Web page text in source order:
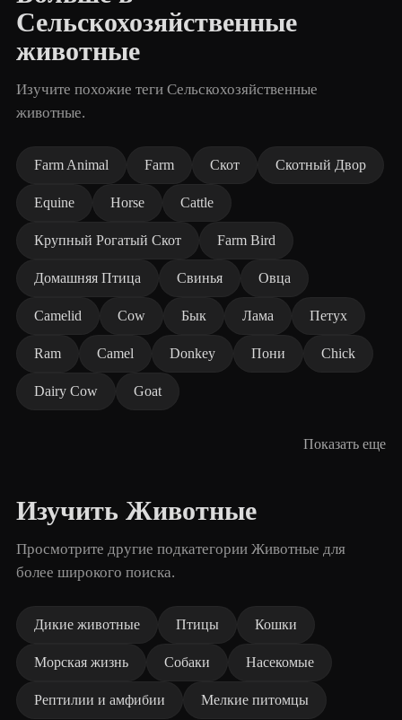
Сельскохозяйственные
животные
Изучите похожие теги Сельскохозяйственные
животные.
Farm Animal Farm Скот Скотный Двор
Equine Horse Cattle
Крупный Рогатый Скот Farm Bird
Домашняя Птица Свинья Овца
Camelid Cow Бык Лама Петух
Ram Camel Donkey Пони Chick
Dairy Cow Goat
Показать еще
Изучить Животные
Просмотрите другие подкатегории Животные для
более широкого поиска.
Дикие животные Птицы Кошки
Морская жизнь Собаки Насекомые
Рептилии и амфибии Мелкие питомцы